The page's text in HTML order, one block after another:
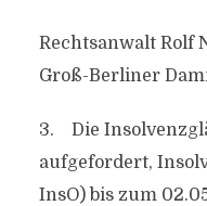
Rechtsanwalt Rolf
Groß-Berliner
3. Die
aufgefordert,
InsO) bis zum